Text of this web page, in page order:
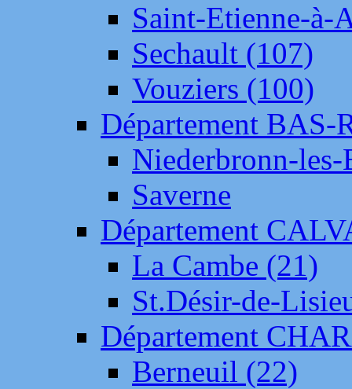
Saint-Etienne-à-
Sechault (107)
Vouziers (100)
Département BAS-
Niederbronn-
Saverne
Département
La Cambe (21)
St.Désir-de-
Département
Berneuil (22)